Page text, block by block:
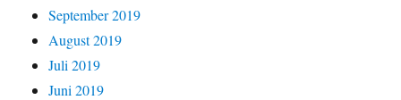
September 2019
August 2019
Juli 2019
Juni 2019